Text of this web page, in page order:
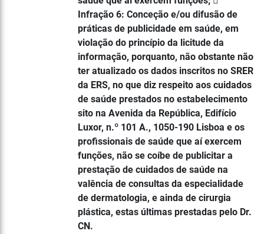
Infração 6: Conceção e/ou difusão de
práticas de publicidade em saúde, em
violação do princípio da licitude da
informação, porquanto, não obstante não
ter atualizado os dados inscritos no SRER
da ERS, no que diz respeito aos cuidados
de saúde prestados no estabelecimento
sito na Avenida da República, Edifício
Luxor, n.º 101 A., 1050-190 Lisboa e os
profissionais de saúde que aí exercem
funções, não se coíbe de publicitar a
prestação de cuidados de saúde na
valência de consultas da especialidade
de dermatologia, e ainda de cirurgia
plástica, estas últimas prestadas pelo Dr.
CN.